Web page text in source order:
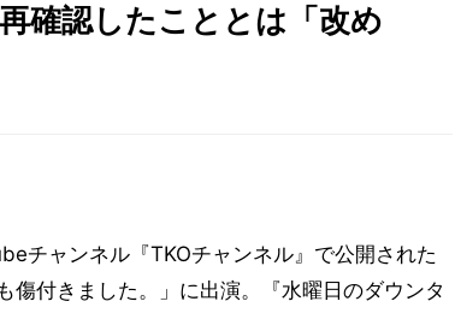
確認したこととは「改め
チャンネル『TKOチャンネル』で公開された
付きました。」に出演。『水曜日のダウンタ